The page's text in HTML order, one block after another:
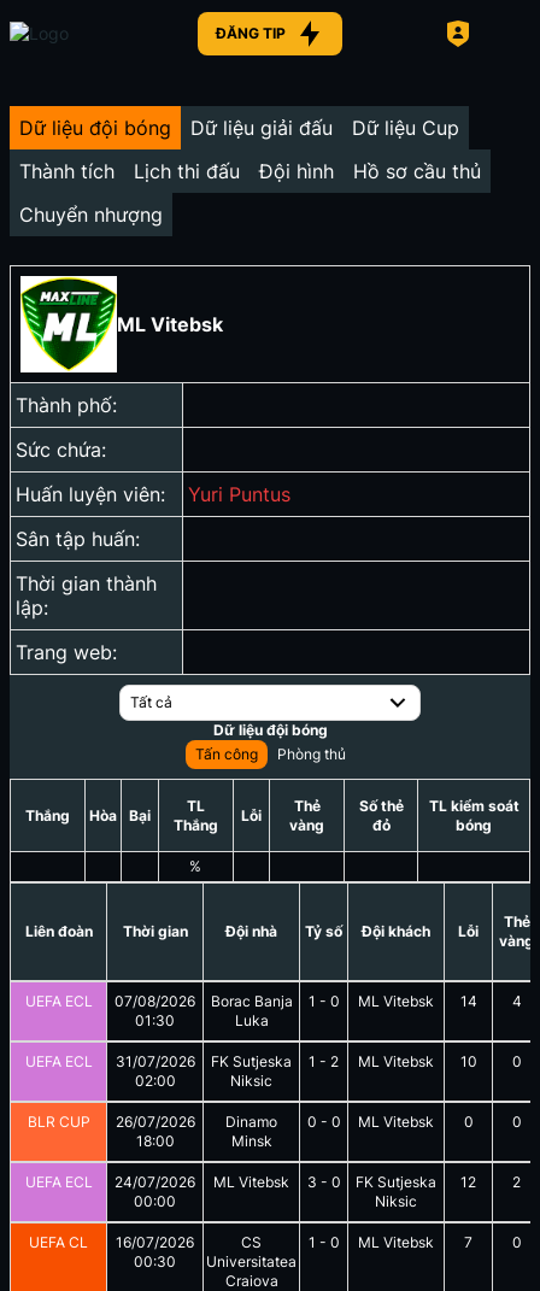
ĐĂNG TIP
Dữ liệu đội bóng Dữ liệu giải đấu
Dữ liệu Cup
Thành tích
Lịch thi đấu Đội hình
Hồ sơ cầu thủ
Chuyển nhượng
ML Vitebsk
Thành phố:
Sức chứa:
Huấn luyện viên:
Yuri Puntus
Sân tập huấn:
Thời gian thành
lập:
Trang web:
Tất cả
Dữ liệu đội bóng
Tấn công
Phòng thủ
Thắng Hòa Bại
TL
Thắng
%
Lỗi
Thẻ
vàng
Số thẻ
đỏ
TL kiểm soát
bóng
Liên đoàn Thời gian Đội nhà Tỷ số Đội khách Lỗi
Thẻ
vàng
UEFA ECL
07/08/2026
01:30
Borac Banja
Luka
1 - 0 ML Vitebsk 14 4
UEFA ECL
31/07/2026
02:00
FK Sutjeska
Niksic
1 - 2 ML Vitebsk 10 0
BLR CUP
26/07/2026
18:00
Dinamo
Minsk
0 - 0 ML Vitebsk 0 0
UEFA ECL
24/07/2026
00:00
ML Vitebsk 3 - 0
FK Sutjeska
Niksic
12 2
UEFA CL
16/07/2026
00:30
CS
Universitatea
Craiova
1 - 0 ML Vitebsk 7 0